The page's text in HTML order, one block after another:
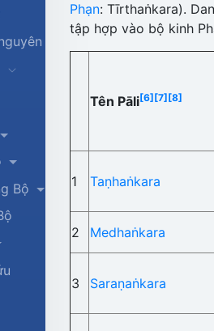
thủy)
Bộ
Phạn: Tīrthaṅkara).
tập hợp vào bộ kinh
Tên Pāli[6][7][8]
1 Taṇhaṅkara
2 Medhaṅkara
3 Saraṇaṅkara